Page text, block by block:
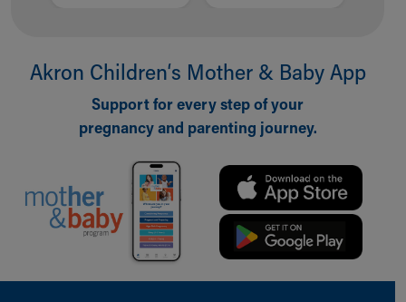
Akron Children‘s Mother & Baby App
Support for every step of your
pregnancy and parenting journey.